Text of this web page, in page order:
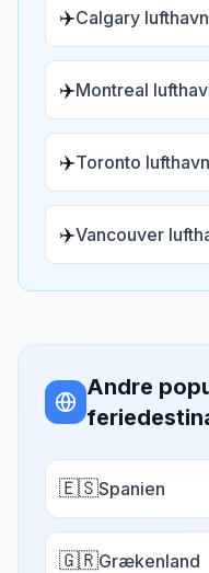
✈️Calgary lufthavn
✈️Montreal
✈️Toronto lufthavn
✈️Vancouver
Andre
🇪🇸Spanien
🇬🇷Grækenland